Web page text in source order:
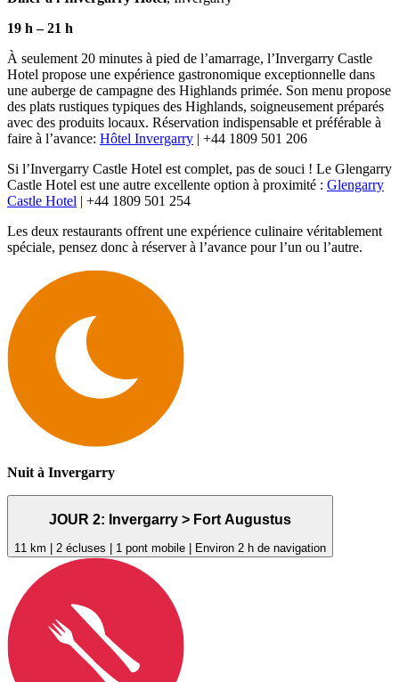
19 h– 21 h
À seulement 20 minutes à pied de l’amarrage, l’Invergarry Castle
Hotel propose une expérience gastronomique exceptionnelle dans
une auberge de campagne des Highlands primée. Son menu propose
des plats rustiques typiques des Highlands, soigneusement préparés
avec des produits locaux. Réservation indispensable et préférable à
faire à l’avance: Hôtel Invergarry | +44 1809 501 206
Si l’Invergarry Castle Hotel est complet, pas de souci ! Le Glengarry
Castle Hotel est une autre excellente option à proximité : Glengarry
Castle Hotel | +44 1809 501 254
Les deux restaurants offrent une expérience culinaire véritablement
spéciale, pensez donc à réserver à l’avance pour l’un ou l’autre.
Nuit à Invergarry
JOUR 2: Invergarry > Fort Augustus
11 km | 2 écluses | 1 pont mobile | Environ 2 h de navigation